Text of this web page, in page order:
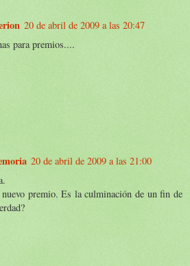
20 de abril de 2009 a las 20:47
para premios....
20 de abril de 2009 a las 21:00
premio. Es la culminación de un fin de